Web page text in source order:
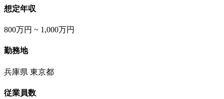
想定年収
800万円 ~ 1,000万円
勤務地
兵庫県 東京都
従業員数